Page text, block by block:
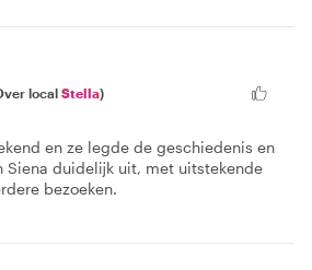
local Stella)
en ze legde de geschiedenis en
Siena duidelijk uit, met uitstekende
bezoeken.